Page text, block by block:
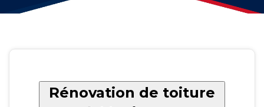
Rénovation de toiture